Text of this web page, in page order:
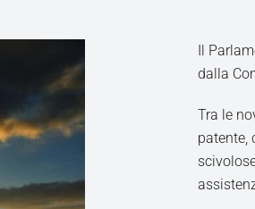
Il
dalla
Tra le
patente,